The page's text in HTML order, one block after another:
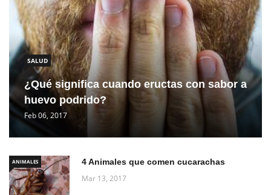
SALUD
¿Qué significa cuando eructas con sabor a
huevo podrido?
Feb 06, 2017
ANIMALES 4 Animales que comen cucarachas
Mar 13, 2017